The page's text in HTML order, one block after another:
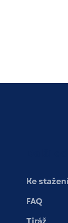
Ke stažení
FAQ